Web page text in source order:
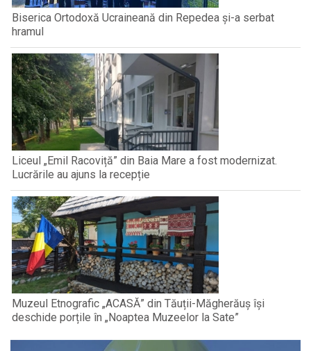
Biserica Ortodoxă Ucraineană din Repedea și-a serbat
hramul
Liceul „Emil Racoviță” din Baia Mare a fost modernizat.
Lucrările au ajuns la recepție
Muzeul Etnografic „ACASĂ” din Tăuții-Măgherăuș își
deschide porțile în „Noaptea Muzeelor la Sate”